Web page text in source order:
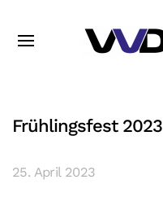
Frühlingsfest 2023
25. April 2023